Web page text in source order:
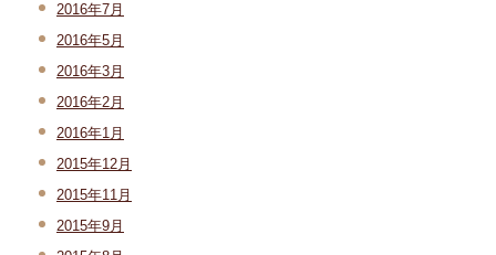
2016年7月
2016年5月
2016年3月
2016年2月
2016年1月
2015年12月
2015年11月
2015年9月